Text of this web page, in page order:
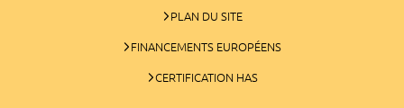
PLAN DU SITE
FINANCEMENTS EUROPÉENS
CERTIFICATION HAS